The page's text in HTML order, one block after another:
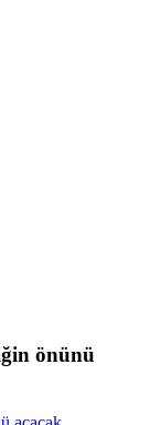
önünü